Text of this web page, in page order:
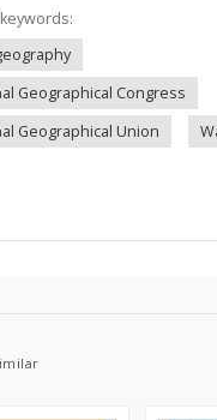
Geographical Congress
Geographical Union